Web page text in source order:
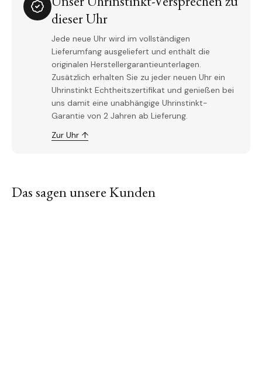
dieser Uhr
Jede neue Uhr wird im vollständigen
Lieferumfang ausgeliefert und enthält die
originalen Herstellergarantieunterlagen.
Zusätzlich erhalten Sie zu jeder neuen Uhr ein
Uhrinstinkt Echtheitszertifikat und genießen bei
uns damit eine unabhängige Uhrinstinkt-
Garantie von 2 Jahren ab Lieferung.
Zur Uhr ↑
Das sagen unsere Kunden